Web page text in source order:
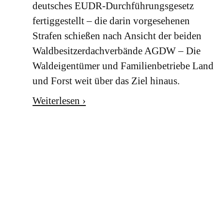
deutsches EUDR-Durchführungsgesetz
fertiggestellt – die darin vorgesehenen
Strafen schießen nach Ansicht der beiden
Waldbesitzerdachverbände AGDW – Die
Waldeigentümer und Familienbetriebe Land
und Forst weit über das Ziel hinaus.
Weiterlesen ›